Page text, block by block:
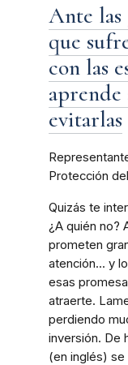
Ante las
que
con las
aprende
evitarlas
Protección
Quizás te
¿A quién no?
prometen
atención... y
esas
atraerte.
perdiendo
inversión. De
(en inglés)